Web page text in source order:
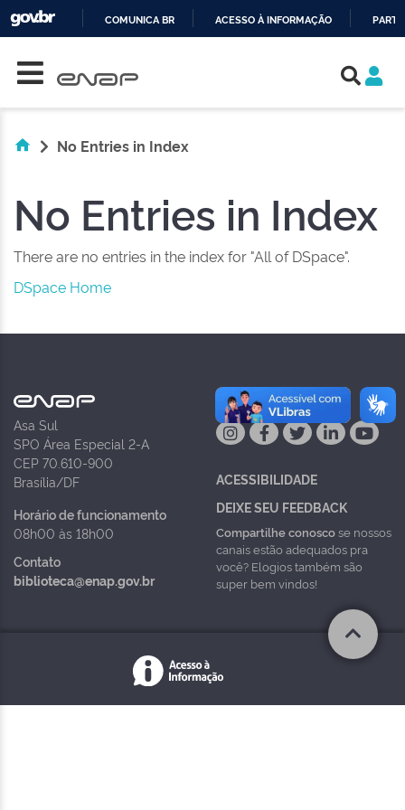
COMUNICA BR ACESSO À INFORMAÇÃO
No Entries in Index
No Entries in Index
There are no entries in the index for "All of DSpace".
DSpace Home
Asa Sul
SPO Área Especial 2-A
CEP 70.610-900
Brasília/DF
Horário de funcionamento
08h00 às 18h00
Contato
biblioteca@enap.gov.br
NAS REDES
ACESSIBILIDADE
DEIXE SEU FEEDBACK
Compartilhe conoscose nossos
canais estão adequados pra
você? Elogios também são
super bem vindos!